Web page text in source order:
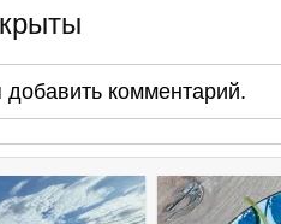
добавить комментарий.